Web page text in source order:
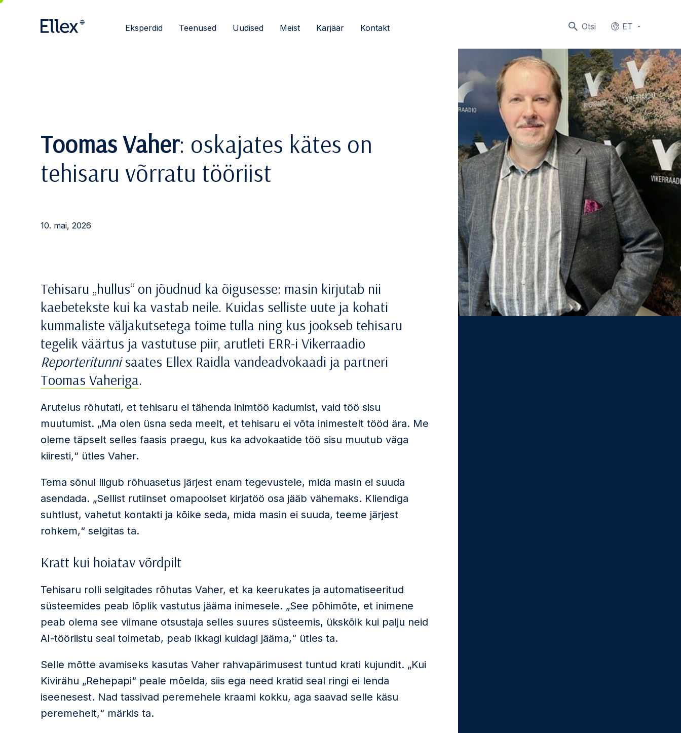
Otsi ET
Eksperdid Teenused Uudised Meist Karjäär Kontakt
Toomas Vaher: oskajates kätes on
tehisaru võrratu tööriist
10. mai, 2026
Tehisaru „hullus“ on jõudnud ka õigusesse: masin kirjutab nii
kaebetekste kui ka vastab neile. Kuidas selliste uute ja kohati
kummaliste väljakutsetega toime tulla ning kus jookseb tehisaru
tegelik väärtus ja vastutuse piir, arutleti ERR-i Vikerraadio
Reporteritunnisaates Ellex Raidla vandeadvokaadi ja partneri
Toomas Vaheriga.
Arutelus rõhutati, et tehisaru ei tähenda inimtöö kadumist, vaid töö sisu
muutumist. „Ma olen üsna seda meelt, et tehisaru ei võta inimestelt tööd ära. Me
oleme täpselt selles faasis praegu, kus ka advokaatide töö sisu muutub väga
kiiresti,“ ütles Vaher.
Tema sõnul liigub rõhuasetus järjest enam tegevustele, mida masin ei suuda
asendada. „Sellist rutiinset omapoolset kirjatöö osa jääb vähemaks. Kliendiga
suhtlust, vahetut kontakti ja kõike seda, mida masin ei suuda, teeme järjest
rohkem,“ selgitas ta.
Kratt kui hoiatav võrdpilt
Tehisaru rolli selgitades rõhutas Vaher, et ka keerukates ja automatiseeritud
süsteemides peab lõplik vastutus jääma inimesele. „See põhimõte, et inimene
peab olema see viimane otsustaja selles suures süsteemis, ükskõik kui palju neid
AI-tööriistu seal toimetab, peab ikkagi kuidagi jääma,“ ütles ta.
Selle mõtte avamiseks kasutas Vaher rahvapärimusest tuntud krati kujundit. „Kui
Kivirähu „Rehepapi“ peale mõelda, siis ega need kratid seal ringi ei lenda
iseenesest. Nad tassivad peremehele kraami kokku, aga saavad selle käsu
peremehelt,“ märkis ta.